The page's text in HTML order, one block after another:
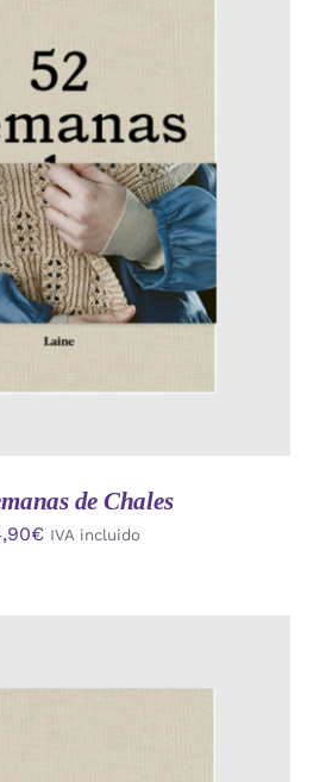
AL CARRITO
/
de Chales
€ IVA incluido